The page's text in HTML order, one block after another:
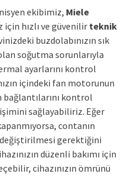
ekibimiz, Miele
için hızlı ve güvenilir teknik
buzdolabınızın sık
soğutma sorunlarıyla
ayarlarını kontrol
içindeki fan motorunun
bağlantılarını kontrol
sağlayabiliriz. Eğer
contanın
gerektiğini
düzenli bakımı için
cihazınızın ömrünü